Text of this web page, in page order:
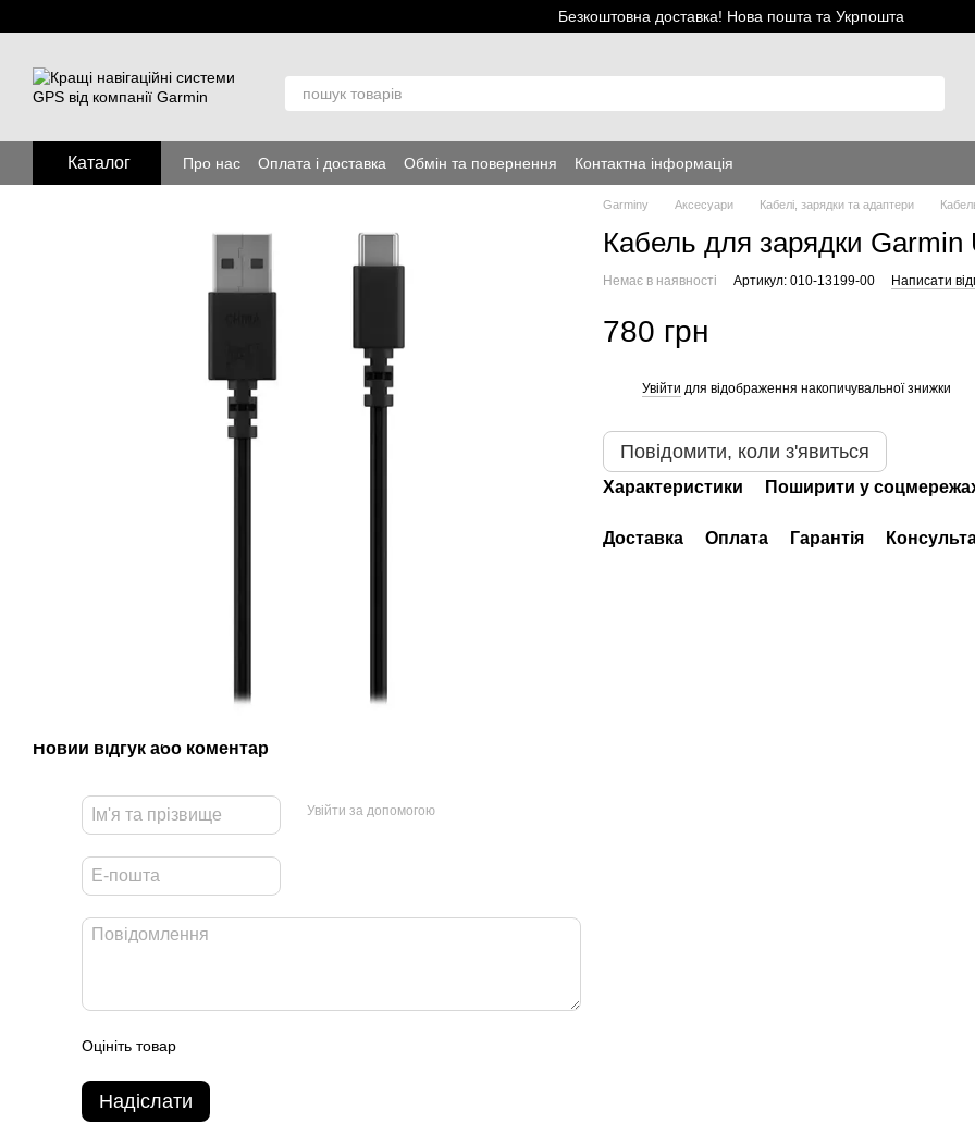
Безкоштовна доставка! Нова пошта та Укрпошта
Каталог Про нас Оплата і доставка Обмін та повернення Контактна інформація
Новий відгук або коментар
Увійти за допомогою
Оцініть товар
Надіслати
Garminy Аксесуари Кабелі, зарядки та адаптери
Кабель для зарядки
Немає в наявності Артикул: 010-13199-00 Написати
780 грн
Увійти для відображення накопичувальної знижки
Повідомити, коли з'явиться
Характеристики Поширити у
Доставка Оплата Гарантія